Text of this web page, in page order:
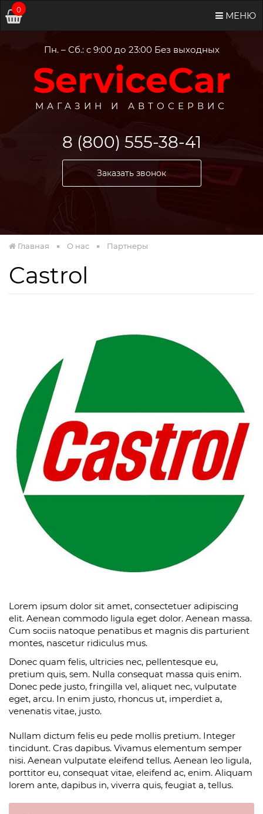
МЕНЮ
0
Пн. – Сб.: с 9:00 до 23:00 Без выходных
ServiceCar
МАГАЗИН И АВТОСЕРВИС
8 (800) 555-38-41
Заказать звонок
Главная О нас Партнеры
Castrol
Lorem ipsum dolor sit amet, consectetuer adipiscing
elit. Aenean commodo ligula eget dolor. Aenean massa.
Cum sociis natoque penatibus et magnis dis parturient
montes, nascetur ridiculus mus.
Donec quam felis, ultricies nec, pellentesque eu,
pretium quis, sem. Nulla consequat massa quis enim.
Donec pede justo, fringilla vel, aliquet nec, vulputate
eget, arcu. In enim justo, rhoncus ut, imperdiet a,
venenatis vitae, justo.
Nullam dictum felis eu pede mollis pretium. Integer
tincidunt. Cras dapibus. Vivamus elementum semper
nisi. Aenean vulputate eleifend tellus. Aenean leo ligula,
porttitor eu, consequat vitae, eleifend ac, enim. Aliquam
lorem ante, dapibus in, viverra quis, feugiat a, tellus.